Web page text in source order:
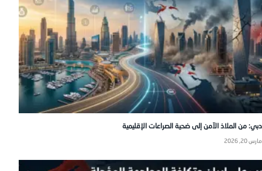
دبي: من الملاذ الآمن إلى ضحية الصراعات الإقليمية
مارس 20, 2026